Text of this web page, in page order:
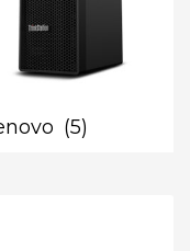
(5)